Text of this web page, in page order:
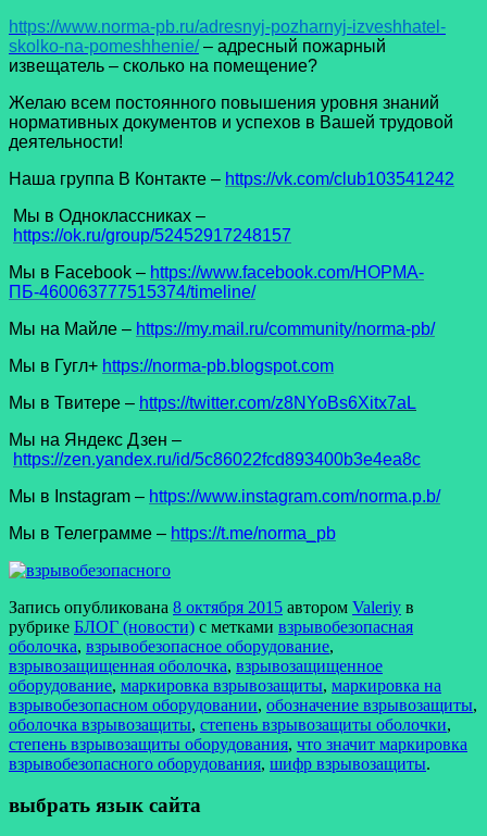
https://www.norma-pb.ru/adresnyj-pozharnyj-izveshhatel-
skolko-na-pomeshhenie/– адресный пожарный
извещатель – сколько на помещение?
Желаю всем постоянного повышения уровня знаний
нормативных документов и успехов в Вашей трудовой
деятельности!
Наша группа В Контакте – https://vk.com/club103541242
Мы в Одноклассниках –
https://ok.ru/group/52452917248157
Мы в Facеbook – https://www.facebook.com/НОРМА-
ПБ-460063777515374/timeline/
Мы на Майле – https://my.mail.ru/community/norma-pb/
Мы в Гугл+ https://norma-pb.blogspot.com
Мы в Твитере – https://twitter.com/z8NYoBs6Xitx7aL
Мы на Яндекс Дзен –
https://zen.yandex.ru/id/5c86022fcd893400b3e4ea8c
Мы в Instagram – https://www.instagram.com/norma.p.b/
Мы в Телеграмме – https://t.me/norma_pb
Запись опубликована 8 октября 2015 автором Valeriy в
рубрике БЛОГ (новости) с метками взрывобезопасная
оболочка, взрывобезопасное оборудование,
взрывозащищенная оболочка, взрывозащищенное
оборудование, маркировка взрывозащиты, маркировка на
взрывобезопасном оборудовании, обозначение взрывозащиты,
оболочка взрывозащиты, степень взрывозащиты оболочки,
степень взрывозащиты оборудования, что значит маркировка
взрывобезопасного оборудования, шифр взрывозащиты.
выбрать язык сайта